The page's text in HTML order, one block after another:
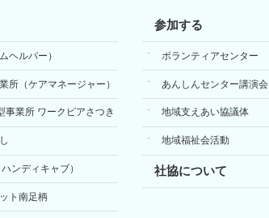
ヘルパー）
所（ケアマネージャー）
事業所 ワークピアさつき
ンディキャブ）
ト南足柄
参加する
ボランティアセンター
あんしんセンター講演会
地域支えあい協議体
地域福祉会活動
社協について